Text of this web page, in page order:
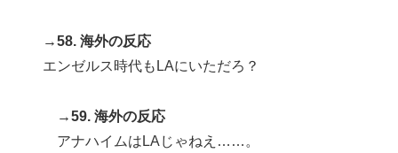
→58. 海外の反応
エンゼルス時代もLAにいただろ？
→59. 海外の反応
アナハイムはLAじゃねえ……。